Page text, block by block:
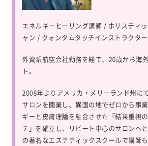
エネルギーヒーリング講師 / ホリスティ
ャン / クォンタムタッチインストラクター
外資系航空会社勤務を経て、20歳から海
ト。
2008年よりアメリカ・メリーランド州に
サロンを開業し、異国の地でゼロから事
ギーと皮膚理論を融合させた「結果重視
テ」を確立し、リピート中心のサロンへ
の著名なエステティックスクールで講師